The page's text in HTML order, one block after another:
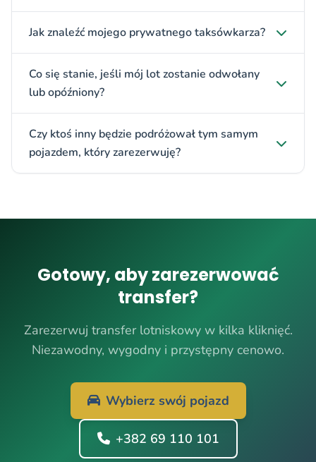
Jak znaleźć mojego prywatnego taksówkarza?
Co się stanie, jeśli mój lot zostanie odwołany
lub opóźniony?
Czy ktoś inny będzie podróżował tym samym
pojazdem, który zarezerwuję?
Gotowy, aby zarezerwować
transfer?
Zarezerwuj transfer lotniskowy w kilka kliknięć.
Niezawodny, wygodny i przystępny cenowo.
Wybierz swój pojazd
+382 69 110 101